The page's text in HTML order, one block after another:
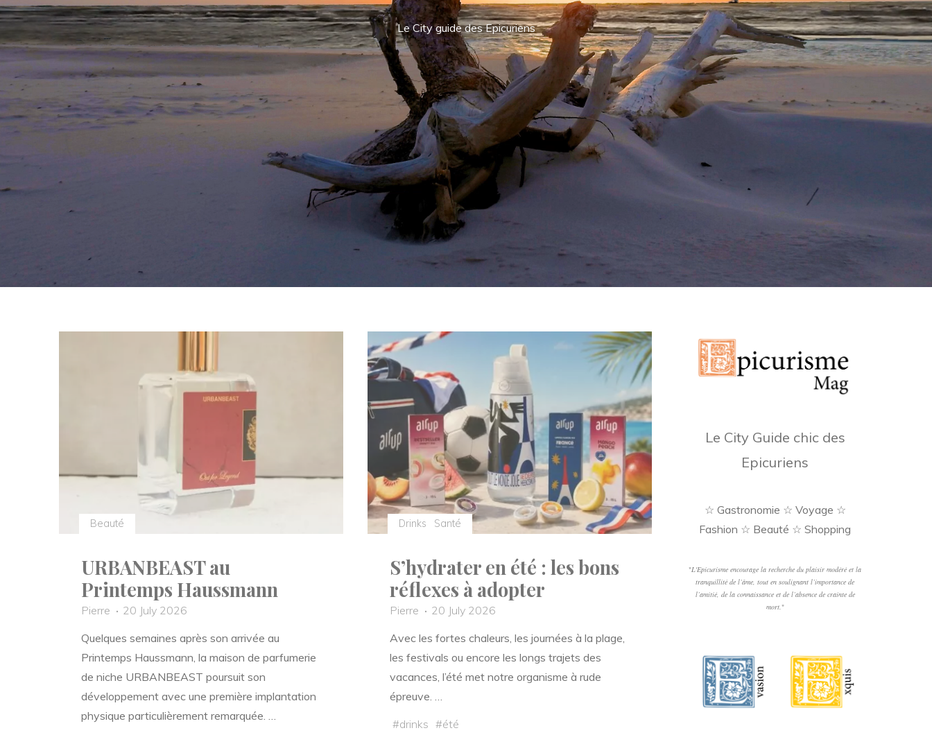
Le City guide des Epicuriens
Beauté
URBANBEAST au
Printemps Haussmann
Pierre
20 July 2026
Quelques semaines après son arrivée au
Printemps Haussmann, la maison de parfumerie
de niche URBANBEAST poursuit son
développement avec une première implantation
physique particulièrement remarquée. …
Drinks Santé
S’hydrater en été : les bons
réflexes à adopter
Pierre
20 July 2026
Avec les fortes chaleurs, les journées à la plage,
les festivals ou encore les longs trajets des
vacances, l’été met notre organisme à rude
épreuve. …
#drinks #été
Le City Guide chic des
Epicuriens
☆ Gastronomie ☆ Voyage ☆
Fashion ☆ Beauté ☆ Shopping
"L'Epicurisme encourage la recherche du plaisir modéré et la
tranquillité de l’âme, tout en soulignant l’importance de
l’amitié, de la connaissance et de l’absence de crainte de
mort. "